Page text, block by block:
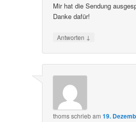
Mir hat die Sendung
Danke dafür!
Antworten ↓
thomsschriebam19.